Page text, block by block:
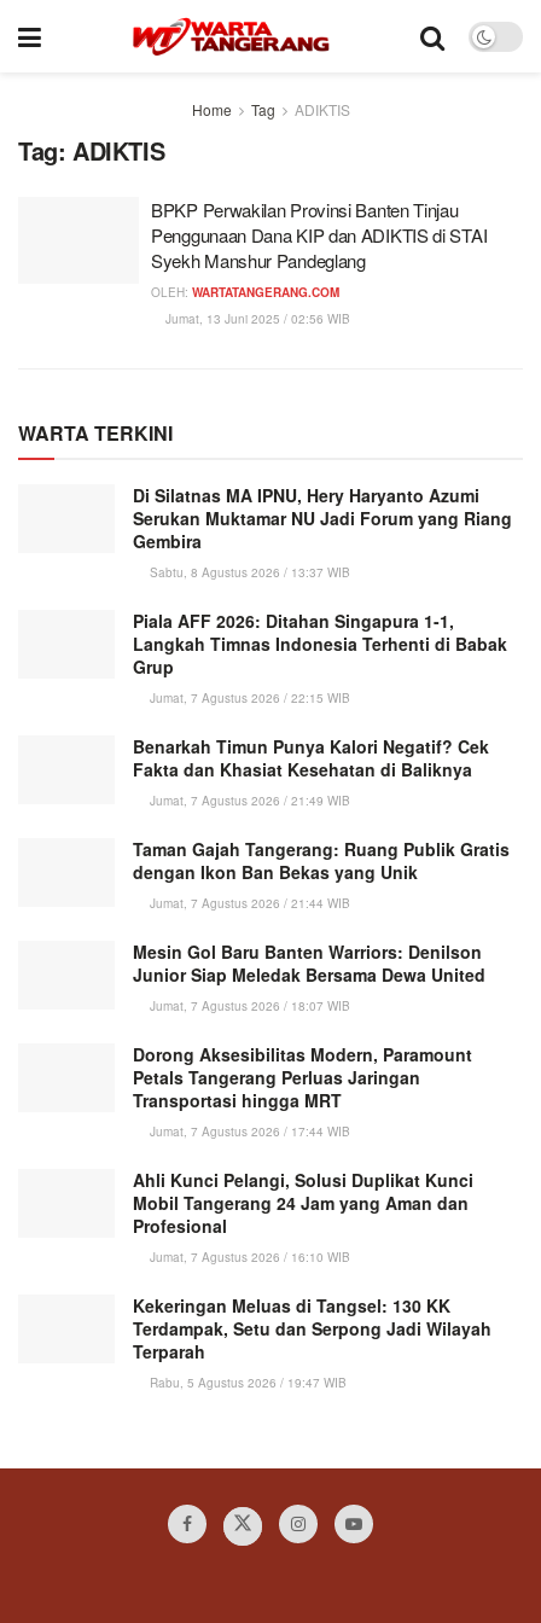
Home Tag ADIKTIS
Tag: ADIKTIS
BPKP Perwakilan Provinsi Banten Tinjau
Penggunaan Dana KIP dan ADIKTIS di STAI
Syekh Manshur Pandeglang
OLEH: WARTATANGERANG.COM
Jumat, 13 Juni 2025 / 02:56 WIB
WARTA TERKINI
Di Silatnas MA IPNU, Hery Haryanto Azumi
Serukan Muktamar NU Jadi Forum yang Riang
Gembira
Sabtu, 8 Agustus 2026 / 13:37 WIB
Piala AFF 2026: Ditahan Singapura 1-1,
Langkah Timnas Indonesia Terhenti di Babak
Grup
Jumat, 7 Agustus 2026 / 22:15 WIB
Benarkah Timun Punya Kalori Negatif? Cek
Fakta dan Khasiat Kesehatan di Baliknya
Jumat, 7 Agustus 2026 / 21:49 WIB
Taman Gajah Tangerang: Ruang Publik Gratis
dengan Ikon Ban Bekas yang Unik
Jumat, 7 Agustus 2026 / 21:44 WIB
Mesin Gol Baru Banten Warriors: Denilson
Junior Siap Meledak Bersama Dewa United
Jumat, 7 Agustus 2026 / 18:07 WIB
Dorong Aksesibilitas Modern, Paramount
Petals Tangerang Perluas Jaringan
Transportasi hingga MRT
Jumat, 7 Agustus 2026 / 17:44 WIB
Ahli Kunci Pelangi, Solusi Duplikat Kunci
Mobil Tangerang 24 Jam yang Aman dan
Profesional
Jumat, 7 Agustus 2026 / 16:10 WIB
Kekeringan Meluas di Tangsel: 130 KK
Terdampak, Setu dan Serpong Jadi Wilayah
Terparah
Rabu, 5 Agustus 2026 / 19:47 WIB